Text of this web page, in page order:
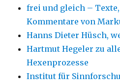
frei und gleich –
Kommentare von
Hanns Dieter Hüsch,
Hartmut Hegeler zu
Hexenprozesse
Institut für